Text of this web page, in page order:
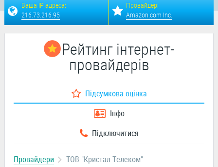
Ваша IP адреса:
216.73.216.95
Провайдер:
Amazon.com Inc.
Рейтинг інтернет-
провайдерів
Підсумкова оцінка
Інфо
Підключитися
Провайдери ТОВ "Кристал Телеком"